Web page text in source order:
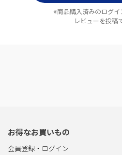
※商品購入済みのログイ
レビューを投稿
お得なお買いもの
会員登録・ログイン